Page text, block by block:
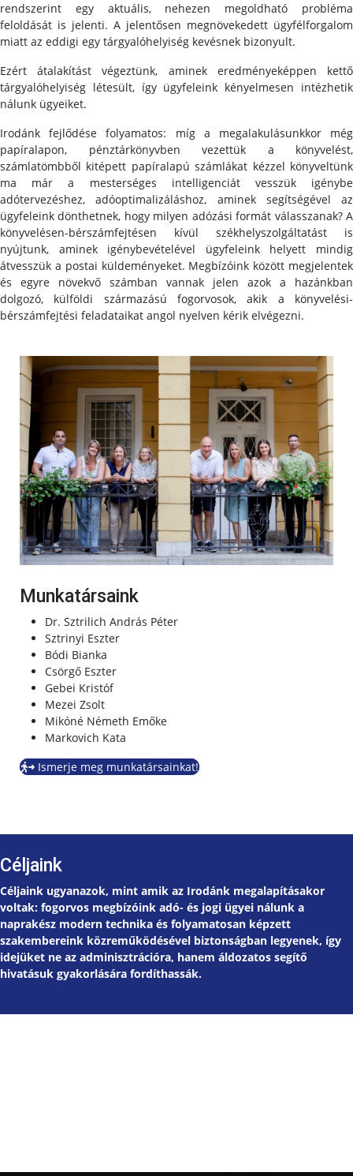
rendszerint egy aktuális, nehezen megoldható probléma
feloldását is jelenti. A jelentősen megnövekedett ügyfélforgalom
miatt az eddigi egy tárgyalóhelyiség kevésnek bizonyult.
Ezért átalakítást végeztünk, aminek eredményeképpen kettő
tárgyalóhelyiség létesült, így ügyfeleink kényelmesen intézhetik
nálunk ügyeiket.
Irodánk fejlődése folyamatos: míg a megalakulásunkkor még
papíralapon, pénztárkönyvben vezettük a könyvelést,
számlatömbből kitépett papíralapú számlákat kézzel könyveltünk
ma már a mesterséges intelligenciát vesszük igénybe
adótervezéshez, adóoptimalizáláshoz, aminek segítségével az
ügyfeleink dönthetnek, hogy milyen adózási formát válasszanak? A
könyvelésen-bérszámfejtésen kívül székhelyszolgáltatást is
nyújtunk, aminek igénybevételével ügyfeleink helyett mindig
átvesszük a postai küldeményeket. Megbízóink között megjelentek
és egyre növekvő számban vannak jelen azok a hazánkban
dolgozó, külföldi származású fogorvosok, akik a könyvelési-
bérszámfejtési feladataikat angol nyelven kérik elvégezni.
Munkatársaink
Dr. Sztrilich András Péter
Sztrinyi Eszter
Bódi Bianka
Csörgő Eszter
Gebei Kristóf
Mezei Zsolt
Mikóné Németh Emőke
Markovich Kata
Ismerje meg munkatársainkat!
Céljaink
Céljaink ugyanazok, mint amik az Irodánk megalapításakor
voltak: fogorvos megbízóink adó- és jogi ügyei nálunk a
naprakész modern technika és folyamatosan képzett
szakembereink közreműködésével biztonságban legyenek, így
idejüket ne az adminisztrációra, hanem áldozatos segítő
hivatásuk gyakorlására fordíthassák.